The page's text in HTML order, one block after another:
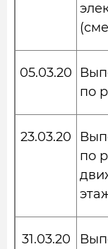
05.03.20
по
23.03.20
по
31.03.20